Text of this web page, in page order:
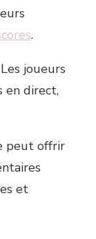
.
Les joueurs
en direct,
peut offrir
et